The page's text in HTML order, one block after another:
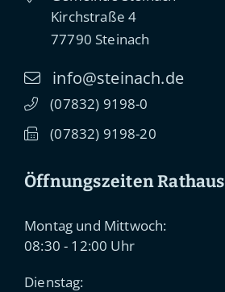
Kirchstraße 4
77790 Steinach
info@steinach.de
(07832) 91 98-0
(07832) 91 98-20
Öffnungszeiten Rathaus
Montag und Mittwoch:
08:30 - 12:00 Uhr
Dienstag: